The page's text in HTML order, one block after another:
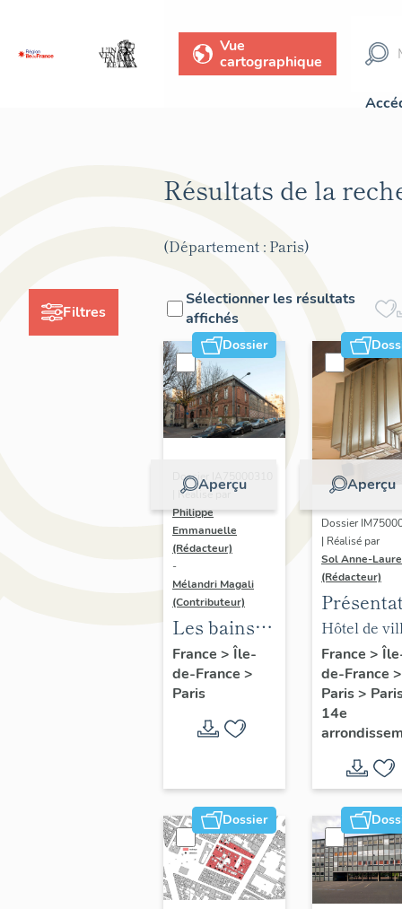
Vue
cartographique
Filtres
Résultats de la
(Département : Paris)
Sélectionner les résultats
affichés
Dossier
Aperçu
Dossier IA75000310
| Réalisé par
Philippe
Emmanuelle
(Rédacteur)
-
Mélandri Magali
(Contributeur)
Les bains
douches
municipaux
de la ville
de Paris
France > Île-
de-France >
Paris
Aperçu
Dossier
| Réalisé par
Sol Anne-Laure
(Rédacteur)
du
de la
annexe
Hôtel de
annexe
France >
de-France >
Paris>
14e
Dossier